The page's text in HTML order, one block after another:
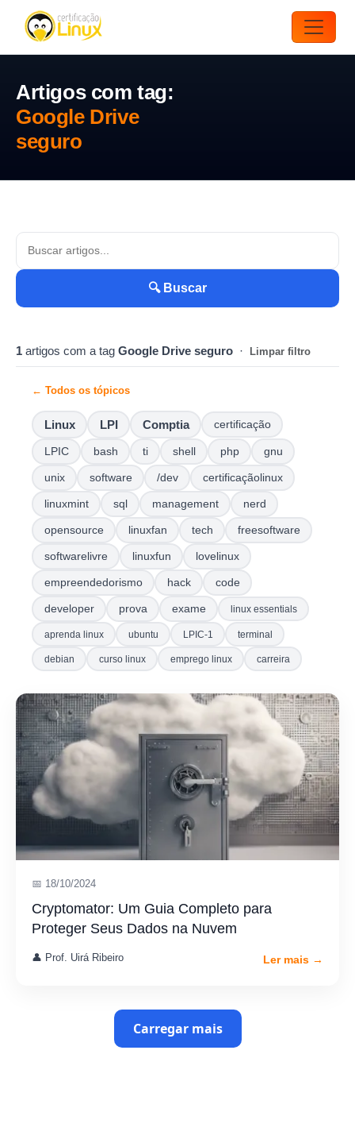
Artigos com tag:
Google Drive
seguro
🔍 Buscar
1 artigos com a tag Google Drive seguro · Limpar filtro
← Todos os tópicos
Linux LPI Comptia certificação
LPIC bash ti shell php gnu
unix software /dev certificaçãolinux
linuxmint sql management nerd
opensource linuxfan tech freesoftware
softwarelivre linuxfun lovelinux
empreendedorismo hack code
developer prova exame linux essentials
aprenda linux ubuntu LPIC-1 terminal
debian curso linux emprego linux carreira
📅 18/10/2024
Cryptomator: Um Guia Completo para
Proteger Seus Dados na Nuvem
👤 Prof. Uirá Ribeiro Ler mais →
Carregar mais